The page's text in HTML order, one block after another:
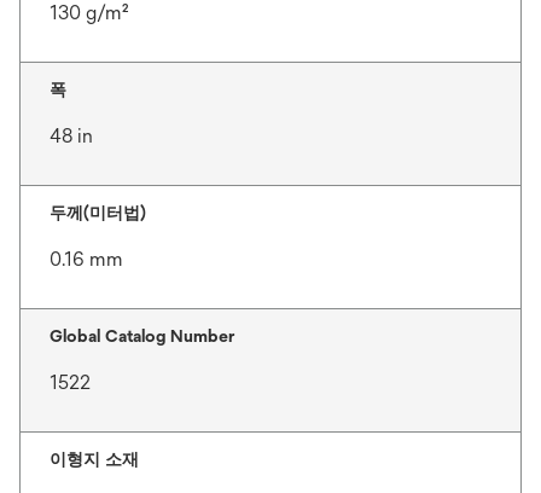
130 g/m²
폭
48 in
두께(미터법)
0.16 mm
Global Catalog Number
1522
이형지 소재